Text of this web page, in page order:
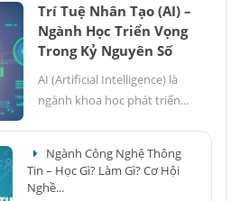
Trí Tuệ Nhân Tạo (AI) –
Ngành Học Triển Vọng
Trong Kỷ Nguyên Số
AI (Artificial Intelligence) là
ngành khoa học phát triển...
Ngành Công Nghệ Thông
Tin – Học Gì? Làm Gì? Cơ Hội
Nghề...